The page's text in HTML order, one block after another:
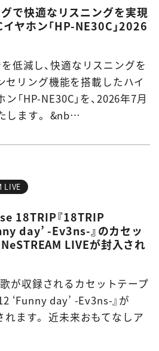
で快適なリスニングを実現
ヤホン「HP-NE30C」2026
低減し、快適なリスニングを
セリング機能を搭載したハイ
「HP-NE30C」を、2026年7月
します。 &nb…
LIVE
18TRIP『18TRIP
day’ -Ev3ns-』のカセッ
LIVEが封入され
歌が収録されるカセットテープ
‘Funny day’ -Ev3ns-』が
ます。 近未来おもてなしア